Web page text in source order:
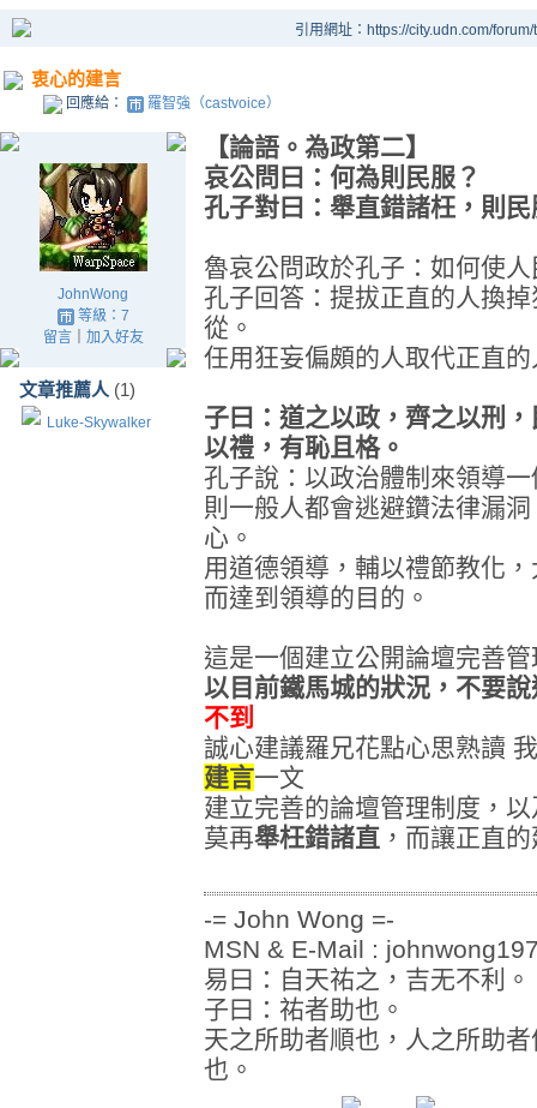
引用網址：https://city.udn.com/
衷心的建言
回應給： 羅智強（castvoice）
JohnWong
等級：7
留言｜ 加入好友
文章推薦人 (1)
Luke-Skywalker
【論語。為政第二】
哀公問曰：何為則民服？
孔子對曰：舉直錯諸枉，則
魯哀公問政於孔子：如何使
孔子回答：提拔正直的人換
從。
任用狂妄偏頗的人取代正直
子曰：道之以政，齊之以刑
以禮，有恥且格。
孔子說：以政治體制來領導
則一般人都會逃避鑽法律漏
心。
用道德領導，輔以禮節教化
而達到領導的目的。
這是一個建立公開論壇完善
以目前鐵馬城的狀況，不要
不到
誠心建議羅兄花點心思熟讀
建言一文
建立完善的論壇管理制度，
莫再舉枉錯諸直 ，而讓正直
-= John Wong =-
MSN & E-Mail :
易曰：自天祐之，吉无不利。
子曰：祐者助也。
天之所助者順也，人之所助
也。